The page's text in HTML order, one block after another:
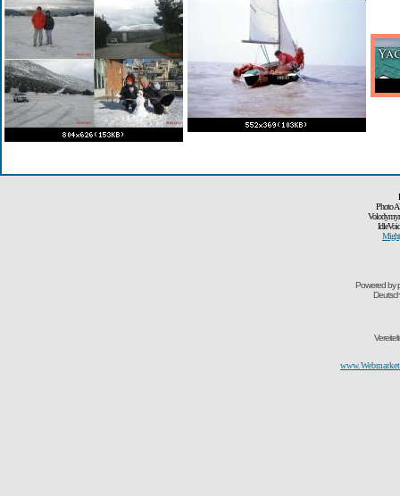
Photo
Powered by